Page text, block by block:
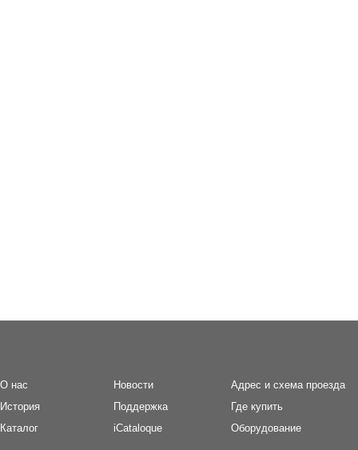
О нас
История
Каталог
Новости
Поддержка
iCataloque
Адрес и схема проезда
Где купить
Оборудование